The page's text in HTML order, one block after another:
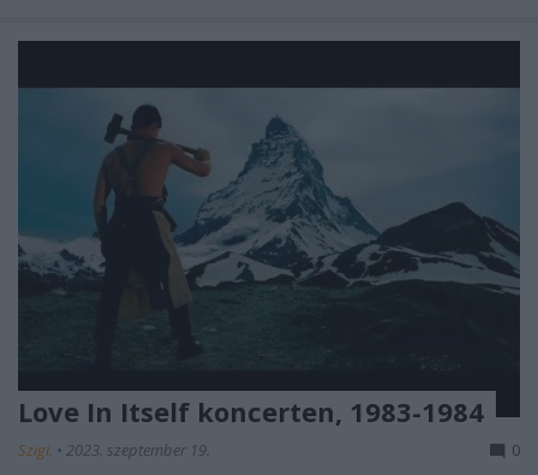
Love In Itself koncerten, 1983-1984
Szigi. • 2023. szeptember 19. 0